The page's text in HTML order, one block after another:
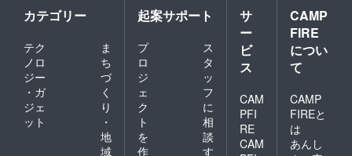
カテゴリー
テク
ノロ
ジー
・ガ
ジェ
ット
ま
ち
づ
く
り
・
地
域
起案サポート
プ
ロ
ジ
ェ
ク
ト
を
作
ス
タ
ッ
フ
に
相
談
す
サ
ー
ビ
ス
CAM
PFI
RE
CAM
CAMP
FIRE
につい
て
CAMP
FIREと
は
あんし